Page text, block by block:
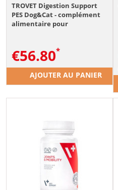
TROVET Digestion Support
PES Dog&Cat - complément
alimentaire pour
digestion en cas de maladies
du pancréas - 200 g
€56.80
AJOUTER AU PANIER